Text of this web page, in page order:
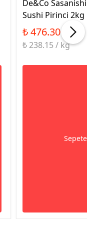
De&Co
Sushi Pirinci 2kg
₺ 476.30
₺ 238.15 / kg
Sepete